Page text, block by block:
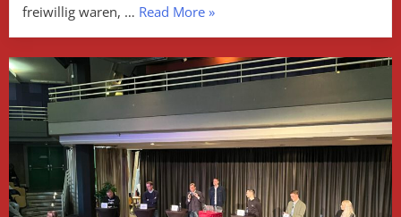
freiwillig waren, … Read More„Schrott
not?
–
an
der
Gesamtschule
Kamen“
»